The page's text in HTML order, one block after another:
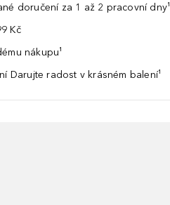
doručení za 1 až 2 pracovní dny¹
Kč
nákupu¹
Darujte radost v krásném balení¹